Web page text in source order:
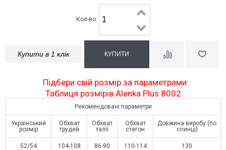
Кол-во:
Купити в 1 клік
Підбери свій розмір за параметрами:
Таблиця розмірів Alenka Plus 8002
Рекомендовані параметри
Український
розмір
Обхват
грудей
Обхват
талії
Обхват
стегон
Довжина виробу (по
спинці)
52/54 104-108 86-90 110-114 130